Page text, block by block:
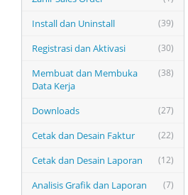
(39)
Install dan Uninstall
(30)
Registrasi dan Aktivasi
(38)
Membuat dan Membuka
Data Kerja
(27)
Downloads
(22)
Cetak dan Desain Faktur
(12)
Cetak dan Desain Laporan
(7)
Analisis Grafik dan Laporan